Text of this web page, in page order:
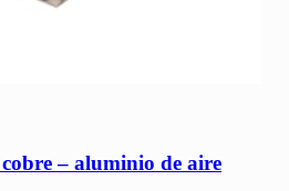
– aluminio de aire